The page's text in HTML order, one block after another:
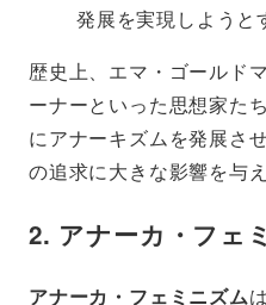
発展を実現しようと
歴史上、エマ・ゴールド
ーナーといった思想家た
にアナーキズムを発展さ
の追求に大きな影響を与
2. アナーカ・フェ
アナーカ・フェミニズム